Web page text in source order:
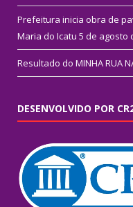
Prefeitura inicia obra de
Maria do Icatu 5 de agosto
Resultado do MINHA RUA
DESENVOLVIDO POR